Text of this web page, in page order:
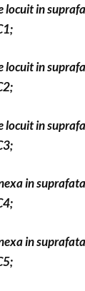
locuit in
locuit in
locuit in
in
in